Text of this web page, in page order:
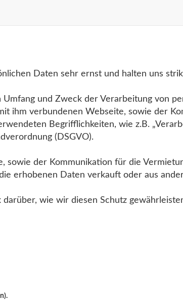
Daten sehr ernst und halten uns
und Zweck der Verarbeitung von
ihm verbundenen Webseite, sowie der
Begrifflichkeiten, wie z.B.
(DSGVO).
sowie der Kommunikation für die
erhobenen Daten verkauft oder aus
wie wir diesen Schutz